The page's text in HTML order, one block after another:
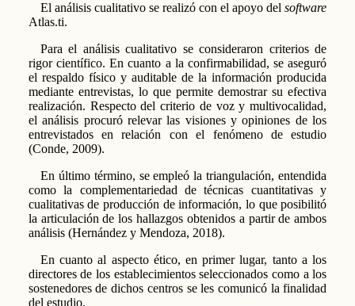
El análisis cualitativo se realizó con el apoyo delsoftware
Atlas.ti.
Para el análisis cualitativo se consideraron criterios de
rigor científico. En cuanto a la confirmabilidad, se aseguró
el respaldo físico y auditable de la información producida
mediante entrevistas, lo que permite demostrar su efectiva
realización. Respecto del criterio de voz y multivocalidad,
el análisis procuró relevar las visiones y opiniones de los
entrevistados en relación con el fenómeno de estudio
(Conde, 2009).
En último término, se empleó la triangulación, entendida
como la complementariedad de técnicas cuantitativas y
cualitativas de producción de información, lo que posibilitó
la articulación de los hallazgos obtenidos a partir de ambos
análisis (Hernández y Mendoza, 2018).
En cuanto al aspecto ético, en primer lugar, tanto a los
directores de los establecimientos seleccionados como a los
sostenedores de dichos centros se les comunicó la finalidad
del estudio.